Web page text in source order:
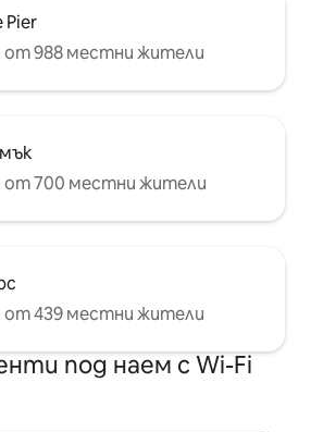
Pier
от 988 местни жители
от 700 местни жители
от 439 местни жители
под наем с Wi-Fi